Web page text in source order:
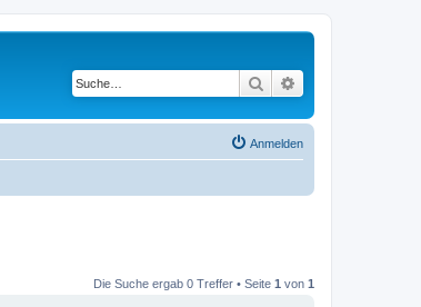
Suche
Anmelden
Die Suche ergab 0 Treffer • Seite 1 von 1